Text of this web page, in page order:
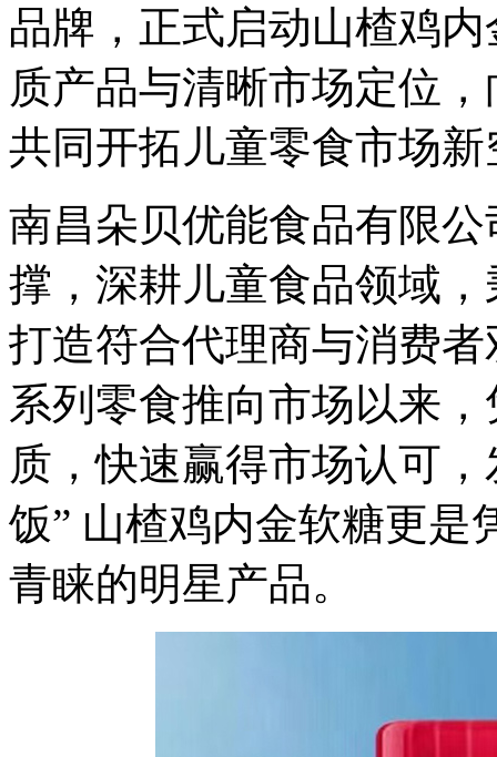
品牌，正式启动山楂鸡
质产品与清晰市场定位
共同开拓儿童零食市场新
南昌朵贝优能食品有限
撑，深耕儿童食品领域
打造符合代理商与消费
系列零食推向市场以来
质，快速赢得市场认可
饭” 山楂鸡内金软糖更是
青睐的明星产品。